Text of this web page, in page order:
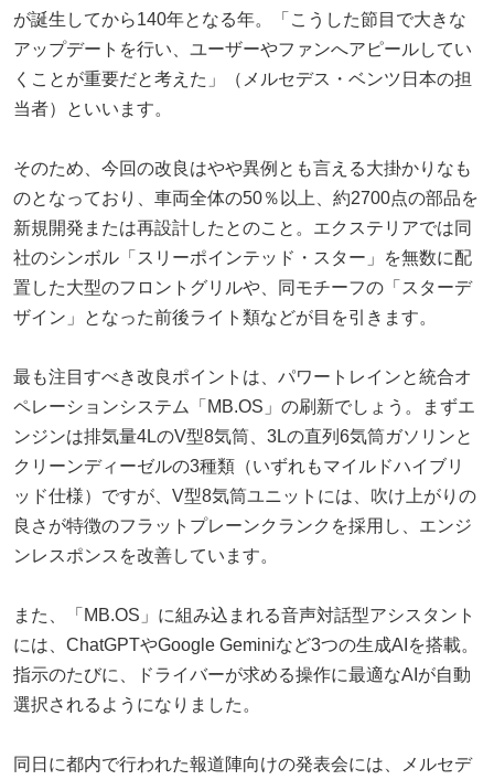
が誕生してから140年となる年。「こうした節目で大きな
アップデートを行い、ユーザーやファンへアピールしてい
くことが重要だと考えた」（メルセデス・ベンツ日本の担
当者）といいます。
そのため、今回の改良はやや異例とも言える大掛かりなも
のとなっており、車両全体の50％以上、約2700点の部品を
新規開発または再設計したとのこと。エクステリアでは同
社のシンボル「スリーポインテッド・スター」を無数に配
置した大型のフロントグリルや、同モチーフの「スターデ
ザイン」となった前後ライト類などが目を引きます。
最も注目すべき改良ポイントは、パワートレインと統合オ
ペレーションシステム「MB.OS」の刷新でしょう。まずエ
ンジンは排気量4LのV型8気筒、3Lの直列6気筒ガソリンと
クリーンディーゼルの3種類（いずれもマイルドハイブリ
ッド仕様）ですが、V型8気筒ユニットには、吹け上がりの
良さが特徴のフラットプレーンクランクを採用し、エンジ
ンレスポンスを改善しています。
また、「MB.OS」に組み込まれる音声対話型アシスタント
には、ChatGPTやGoogle Geminiなど3つの生成AIを搭載。
指示のたびに、ドライバーが求める操作に最適なAIが自動
選択されるようになりました。
同日に都内で行われた報道陣向けの発表会には、メルセデ